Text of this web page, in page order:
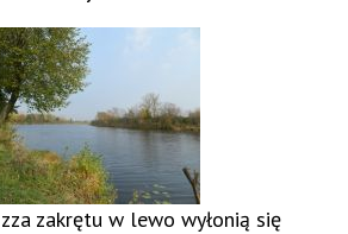
zakrętu w lewo wyłonią się